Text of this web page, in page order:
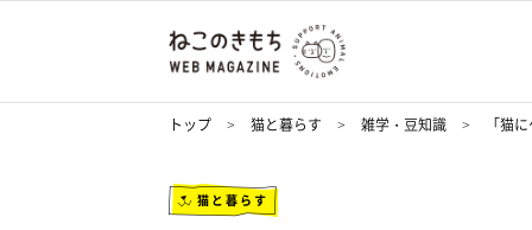
トップ 猫と暮らす 雑学・豆知識 「猫
猫と暮らす